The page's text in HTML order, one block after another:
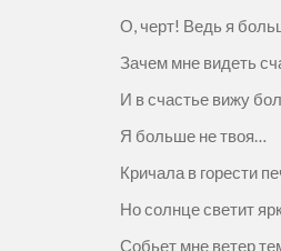
О, черт! Ведь я
Зачем мне видеть
И в счастье вижу
Я больше не твоя…
Кричала в горести
Но солнце светит
Собьет мне ветер